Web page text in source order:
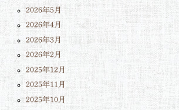
2026年5月
2026年4月
2026年3月
2026年2月
2025年12月
2025年11月
2025年10月